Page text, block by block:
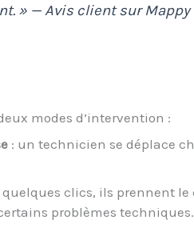
» — Avis client sur Mappy
modes d’intervention :
: un technicien se déplace
clics, ils prennent le
problèmes techniques.